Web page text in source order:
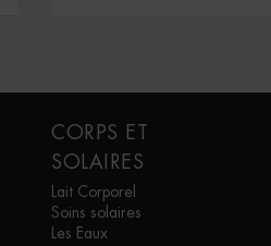
CORPS ET
SOLAIRES
Lait Corporel
Soins solaires
Les Eaux